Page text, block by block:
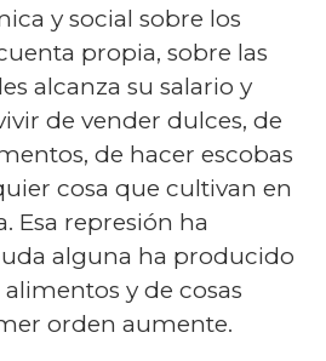
y social sobre los
propia, sobre las
alcanza su salario y
de vender dulces, de
de hacer escobas
cosa que cultivan en
Esa represión ha
alguna ha producido
y de cosas
orden aumente.